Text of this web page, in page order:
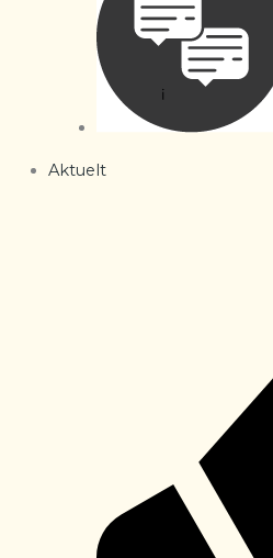
Aktuelt